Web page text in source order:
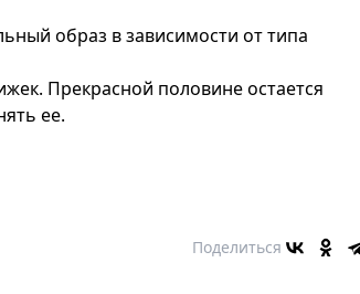
образ в зависимости от типа
Прекрасной половине остается
ее.
Поделиться